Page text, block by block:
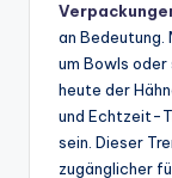
an
um Bowls oder
heute der
und Echtzeit-
sein. Dieser
zugänglicher